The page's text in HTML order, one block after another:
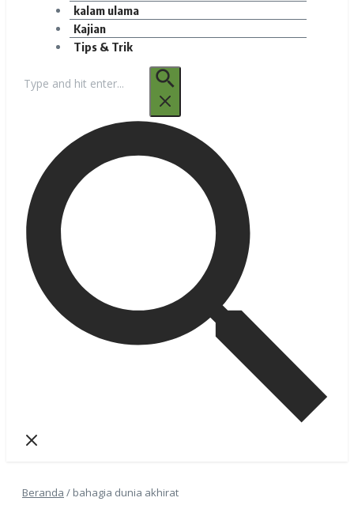
kalam ulama
Kajian
Tips & Trik
untuk:
Beranda / bahagia dunia akhirat